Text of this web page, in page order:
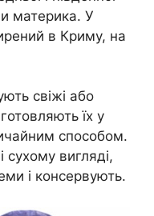
материка. У
в Криму, на
свіжі або
їх у
способом.
вигляді,
і консервують.